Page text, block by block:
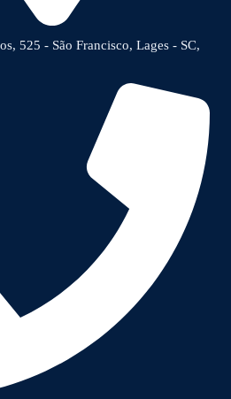
525 - São Francisco, Lages - SC,